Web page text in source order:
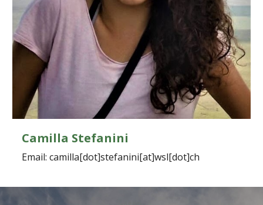
Camilla Stefanini
Email: camilla[dot]stefanini[at]wsl[dot]ch